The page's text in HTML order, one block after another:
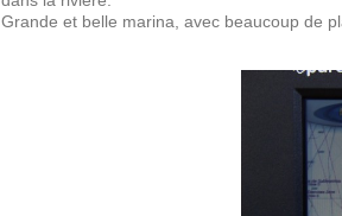
Grande et belle marina, avec beaucoup de